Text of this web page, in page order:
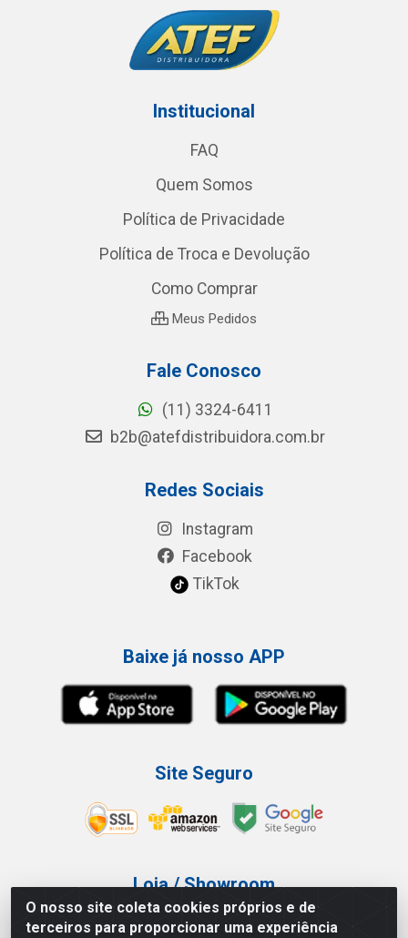
O nosso site coleta cookies próprios e de
terceiros para proporcionar uma experiência
Institucional
FAQ
Quem Somos
Política de Privacidade
Política de Troca e Devolução
Como Comprar
Meus Pedidos
Fale Conosco
(11) 3324-6411
b2b@atefdistribuidora.com.br
Redes Sociais
Instagram
Facebook
TikTok
Baixe já nosso APP
Site Seguro
Loja / Showroom
Tel.: (11) 3227-0546